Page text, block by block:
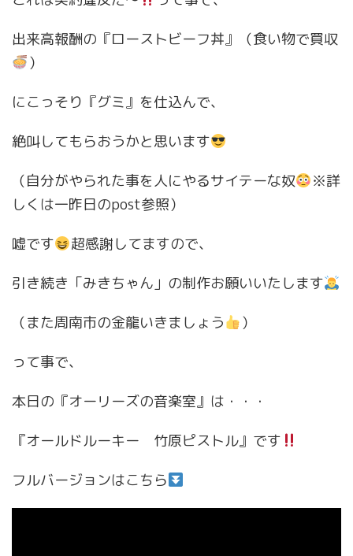
出来高報酬の『ローストビーフ丼』（食い物で買収
）
にこっそり『グミ』を仕込んで、
絶叫してもらおうかと思います
（自分がやられた事を人にやるサイテーな奴
※詳
しくは一昨日のpost参照）
嘘です
超感謝してますので、
引き続き「みきちゃん」の制作お願いいたします
（また周南市の金龍いきましょう
）
って事で、
本日の『オーリーズの音楽室』は・・・
『オールドルーキー 竹原ピストル』です
フルバージョンはこちら